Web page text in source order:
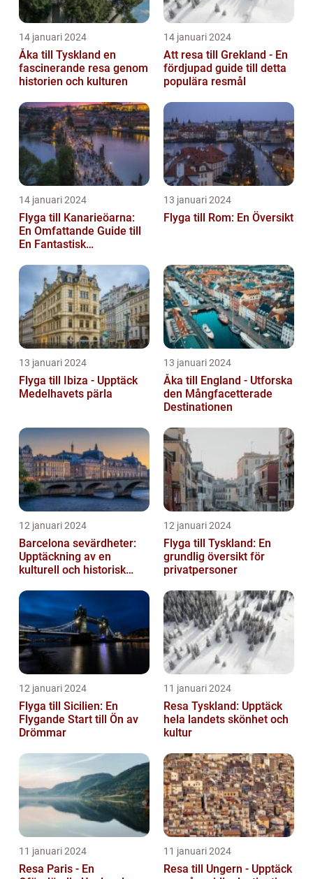
14 januari 2024
Åka till Tyskland en
fascinerande resa genom
historien och kulturen
14 januari 2024
Att resa till Grekland - En
fördjupad guide till detta
populära resmål
14 januari 2024
Flyga till Kanarieöarna:
En Omfattande Guide till
En Fantastisk
13 januari 2024
Flyga till Rom: En Översikt
13 januari 2024
Flyga till Ibiza - Upptäck
Medelhavets pärla
13 januari 2024
Åka till England - Utforska
den Mångfacetterade
Destinationen
12 januari 2024
Barcelona sevärdheter:
Upptäckning av en
kulturell och historisk
12 januari 2024
Flyga till Tyskland: En
grundlig översikt för
privatpersoner
12 januari 2024
Flyga till Sicilien: En
Flygande Start till Ön av
Drömmar
11 januari 2024
Resa Tyskland: Upptäck
hela landets skönhet och
kultur
11 januari 2024
Resa Paris - En
11 januari 2024
Resa till Ungern - Upptäck